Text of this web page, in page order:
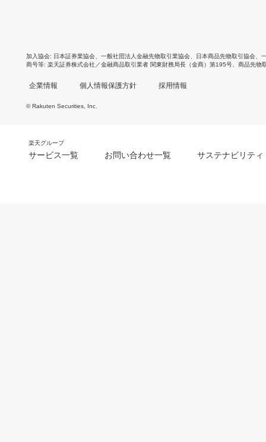
加入協会 日本証券業協会 一般社団法人金融先物取引業協会 日本商品先物取引協会
商号等 楽天証券株式会社／金融商品取引業者 関東財務局長（金商）第195号、商品先物
企業情報 個人情報保護方針 採用情報
© Rakuten Securities, Inc.
楽天グループ
サービス一覧 お問い合わせ一覧 サステナビリティ